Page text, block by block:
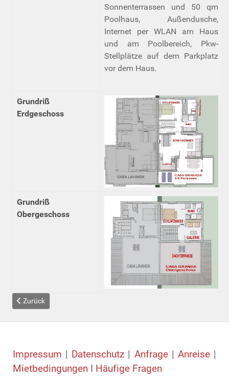
Sonnenterrassen und 50 qm
Poolhaus, Außendusche,
Internet per WLAN am Haus
und am Poolbereich, Pkw-
Stellplätze auf dem Parkplatz
vor dem Haus.
Grundriß
Erdgeschoss
Grundriß
Obergeschoss
Vorheriger Beitrag: Casa Lavanda Kurzbeschreibung
Zurück
Impressum | Datenschutz | Anfrage | Anreise |
Mietbedingungen I Häufige Fragen